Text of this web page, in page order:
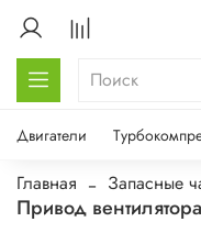
Двигатели
Главная Запасные
Привод